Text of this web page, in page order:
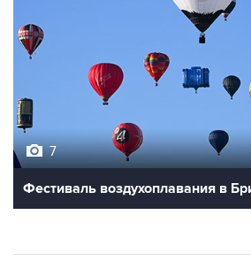
7
Фестиваль воздухоплавания в